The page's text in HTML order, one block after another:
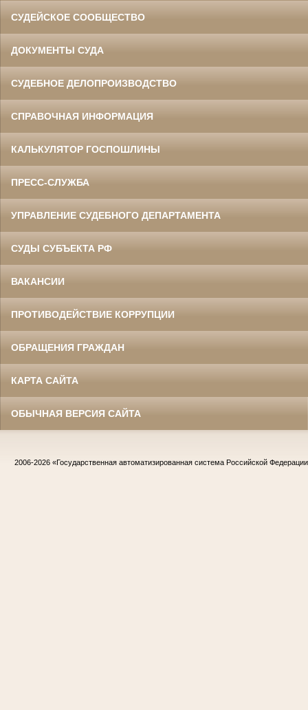
СУДЕЙСКОЕ СООБЩЕСТВО
ДОКУМЕНТЫ СУДА
СУДЕБНОЕ ДЕЛОПРОИЗВОДСТВО
СПРАВОЧНАЯ ИНФОРМАЦИЯ
КАЛЬКУЛЯТОР ГОСПОШЛИНЫ
ПРЕСС-СЛУЖБА
УПРАВЛЕНИЕ СУДЕБНОГО ДЕПАРТАМЕНТА
СУДЫ СУБЪЕКТА РФ
ВАКАНСИИ
ПРОТИВОДЕЙСТВИЕ КОРРУПЦИИ
ОБРАЩЕНИЯ ГРАЖДАН
КАРТА САЙТА
ОБЫЧНАЯ ВЕРСИЯ САЙТА
2006-2026 «Государственная автоматизированная система Российской